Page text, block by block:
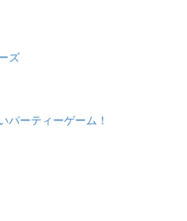
ズ
パーティーゲーム！